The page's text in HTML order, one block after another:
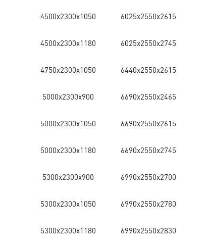
4500x2300x1050 6025x2550x2615
4500x2300x1180 6025x2550x2745
4750x2300x1050 6440x2550x2615
5000x2300x900 6690x2550x2465
5000x2300x1050 6690x2550x2615
5000x2300x1180 6690x2550x2745
5300x2300x900 6990x2550x2700
5300x2300x1050 6990x2550x2780
5300x2300x1180 6990x2550x2830